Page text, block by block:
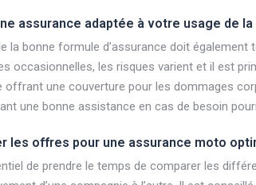
assurance adaptée à votre usage de
la bonne formule d’assurance doit
occasionnelles, les risques varient et il est
offrant une couverture pour les dommages
une bonne assistance en cas de besoin
les offres pour une assurance moto
de prendre le temps de comparer les